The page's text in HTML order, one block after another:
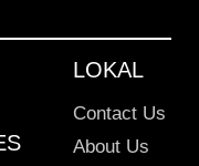
LOKAL
Contact Us
About Us